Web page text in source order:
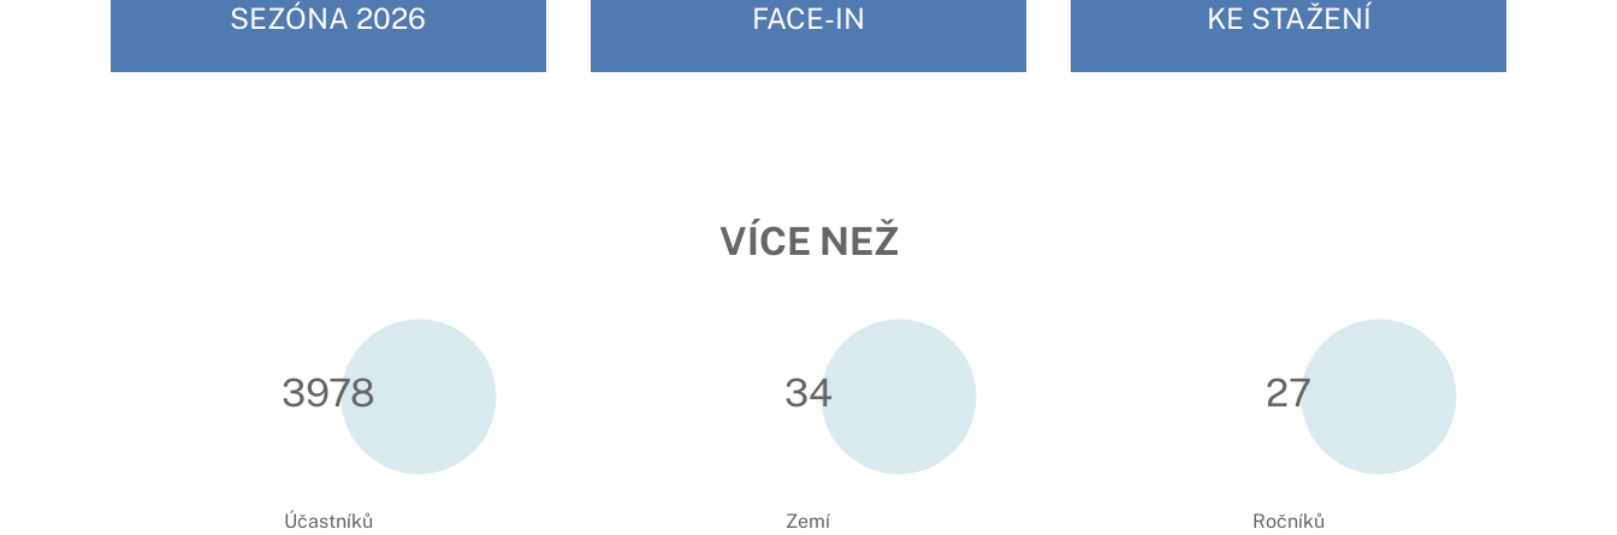
SEZÓNA 2026 FACE-IN KE STAŽENÍ
VÍCE NEŽ
3997
Účastníků
34
Zemí
27
Ročníků